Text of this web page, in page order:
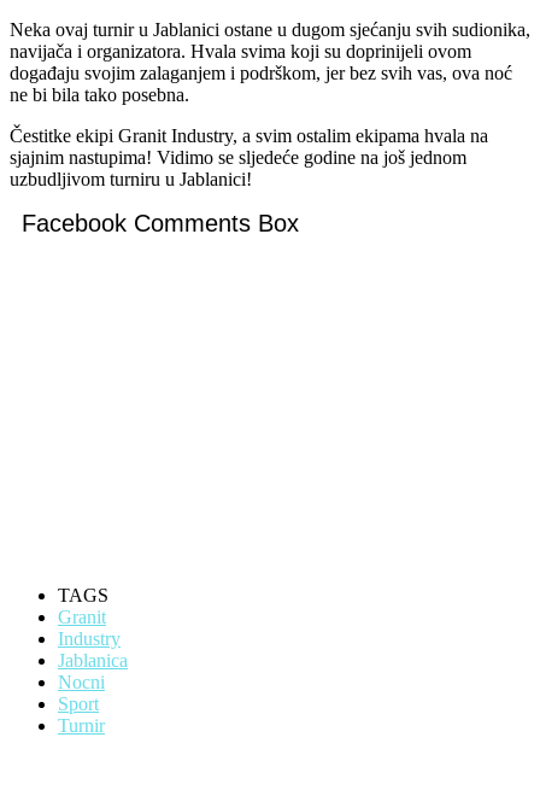
Neka ovaj turnir u Jablanici ostane u dugom sjećanju svih sudionika,
navijača i organizatora. Hvala svima koji su doprinijeli ovom
događaju svojim zalaganjem i podrškom, jer bez svih vas, ova noć
ne bi bila tako posebna.
Čestitke ekipi Granit Industry, a svim ostalim ekipama hvala na
sjajnim nastupima! Vidimo se sljedeće godine na još jednom
uzbudljivom turniru u Jablanici!
Facebook Comments Box
TAGS
Granit
Industry
Jablanica
Nocni
Sport
Turnir